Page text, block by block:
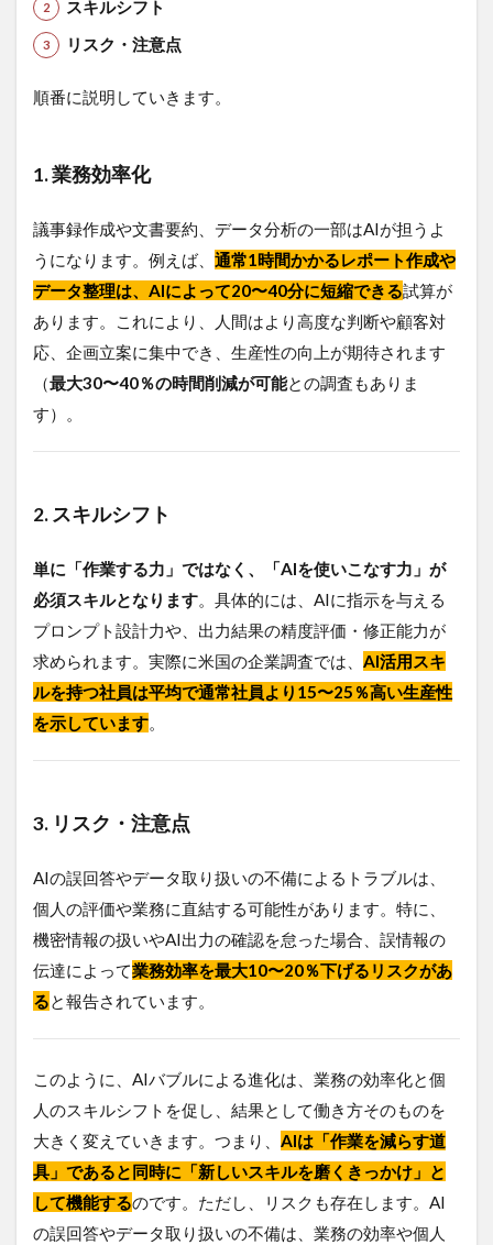
スキルシフト
リスク・注意点
順番に説明していきます。
1. 業務効率化
議事録作成や文書要約、データ分析の一部はAIが担うよ
うになります。例えば、 通常1時間かかるレポート作成や
データ整理は、AIによって20〜40分に短縮できる試算が
あります。これにより、人間はより高度な判断や顧客対
応、企画立案に集中でき、生産性の向上が期待されます
（最大30〜40％の時間削減が可能との調査もありま
す）。
2. スキルシフト
単に「作業する力」ではなく、「AIを使いこなす力」が
必須スキルとなります。具体的には、AIに指示を与える
プロンプト設計力や、出力結果の精度評価・修正能力が
求められます。実際に米国の企業調査では、 AI活用スキ
ルを持つ社員は平均で通常社員より15〜25％高い生産性
を示しています。
3. リスク・注意点
AIの誤回答やデータ取り扱いの不備によるトラブルは、
個人の評価や業務に直結する可能性があります。特に、
機密情報の扱いやAI出力の確認を怠った場合、誤情報の
伝達によって業務効率を最大10〜20％下げるリスクがあ
ると報告されています。
このように、AIバブルによる進化は、業務の効率化と個
人のスキルシフトを促し、結果として働き方そのものを
大きく変えていきます。つまり、 AIは「作業を減らす道
具」であると同時に「新しいスキルを磨くきっかけ」と
して機能するのです。ただし、リスクも存在します。AI
の誤回答やデータ取り扱いの不備は、業務の効率や個人